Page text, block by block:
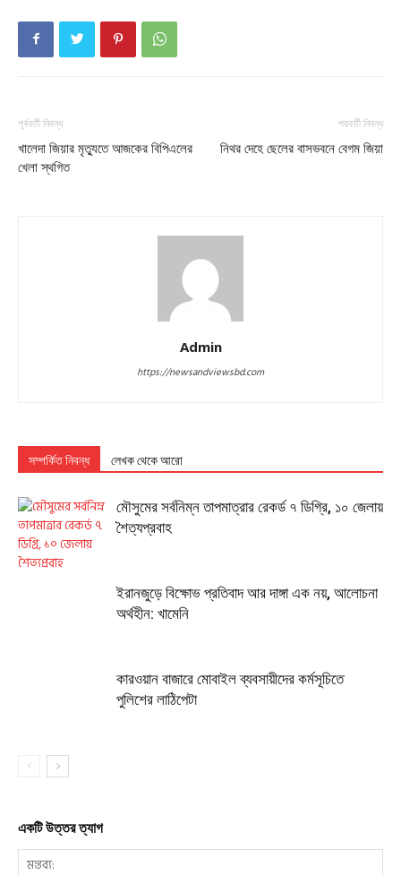
পূর্ববর্তী নিবন্ধ
খালেদা জিয়ার মৃত্যুতে আজকের বিপিএলের
খেলা স্থগিত
পরবর্তী নিবন্ধ
নিথর দেহে ছেলের বাসভবনে বেগম জিয়া
Admin
https://newsandviewsbd.com
সম্পর্কিত নিবন্ধ লেখক থেকে আরো
মৌসুমের সর্বনিম্ন তাপমাত্রার রেকর্ড ৭ ডিগ্রি, ১০ জেলায়
শৈত্যপ্রবাহ
ইরানজুড়ে বিক্ষোভ প্রতিবাদ আর দাঙ্গা এক নয়, আলোচনা
অর্থহীন: খামেনি
কারওয়ান বাজারে মোবাইল ব্যবসায়ীদের কর্মসূচিতে
পুলিশের লাঠিপেটা
একটি উত্তর ত্যাগ